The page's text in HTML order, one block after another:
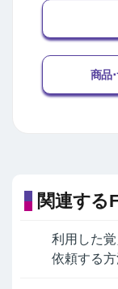
商品
関連する
利用した
依頼する方